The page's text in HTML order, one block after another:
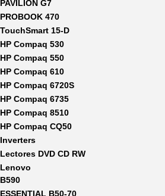
PAVILION G7
PROBOOK 470
TouchSmart 15-D
HP Compaq 530
HP Compaq 550
HP Compaq 610
HP Compaq 6720S
HP Compaq 6735
HP Compaq 8510
HP Compaq CQ50
Inverters
Lectores DVD CD RW
Lenovo
B590
ESSENTIAL B50-70